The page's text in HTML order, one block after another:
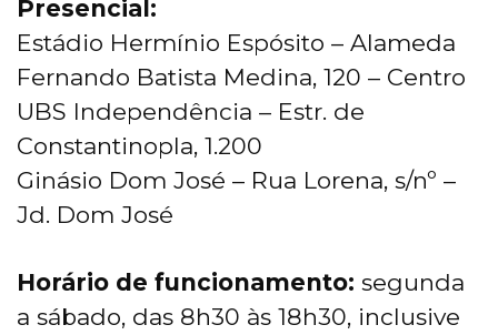
Presencial:
Estádio Hermínio Espósito – Alameda
Fernando Batista Medina, 120 – Centro
UBS Independência – Estr. de
Constantinopla, 1.200
Ginásio Dom José – Rua Lorena, s/nº –
Jd. Dom José
Horário de funcionamento: segunda
a sábado, das 8h30 às 18h30, inclusive